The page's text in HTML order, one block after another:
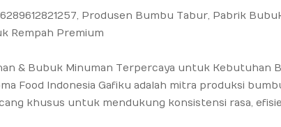
, Produsen Bumbu Tabur, Pabrik
Rempah Premium
& Bubuk Minuman Terpercaya untuk Kebutuhan
Food Indonesia Gafiku adalah mitra produksi
khusus untuk mendukung konsistensi rasa,